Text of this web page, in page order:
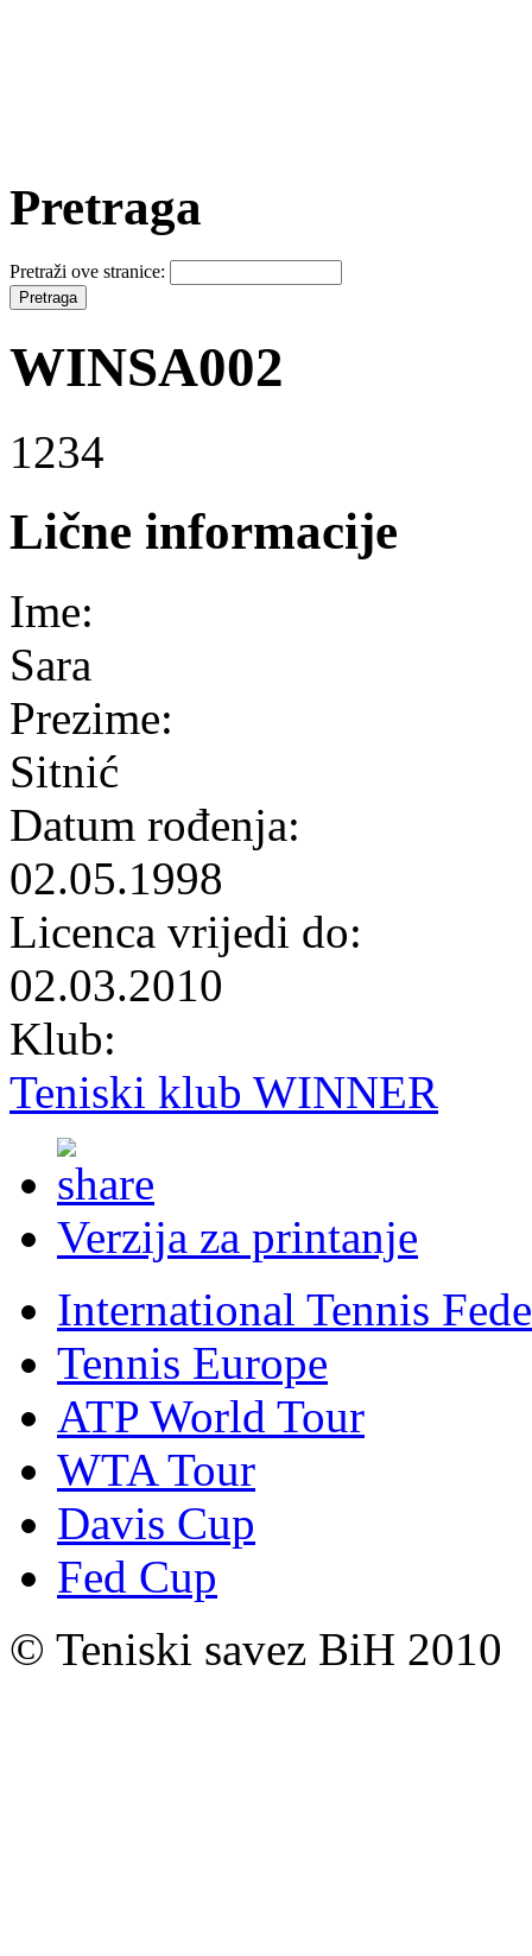
Pretraga
Pretraži ove stranice:
WINSA002
1234
Lične informacije
Ime:
Sara
Prezime:
Sitnić
Datum rođenja:
02.05.1998
Licenca vrijedi do:
02.03.2010
Klub:
Teniski klub WINNER
Verzija za printanje
International Tennis
Tennis Europe
ATP World Tour
WTA Tour
Davis Cup
Fed Cup
© Teniski savez BiH 2010